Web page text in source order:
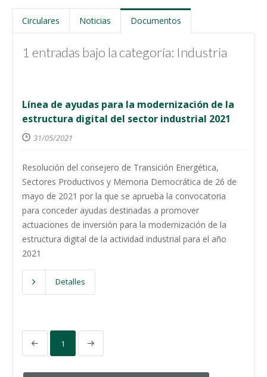
Circulares Noticias Documentos
1 entradas bajo la categoría: Industria
Línea de ayudas para la modernización de la
estructura digital del sector industrial 2021
31/05/2021
Resolución del consejero de Transición Energética,
Sectores Productivos y Memoria Democrática de 26 de
mayo de 2021 por la que se aprueba la convocatoria
para conceder ayudas destinadas a promover
actuaciones de inversión para la modernización de la
estructura digital de la actividad industrial para el año
2021
Detalles
1